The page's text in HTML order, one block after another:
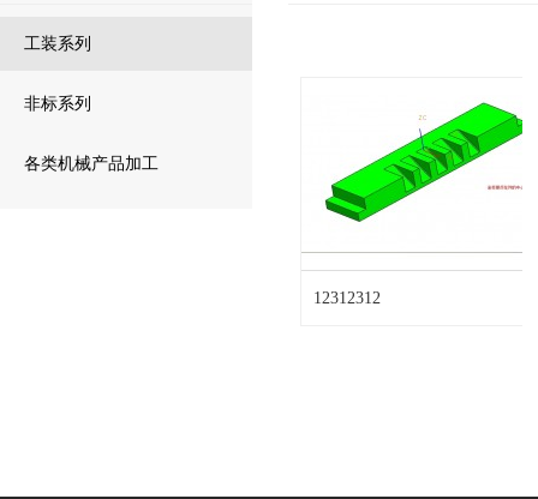
工装系列
非标系列
各类机械产品加工
12312312